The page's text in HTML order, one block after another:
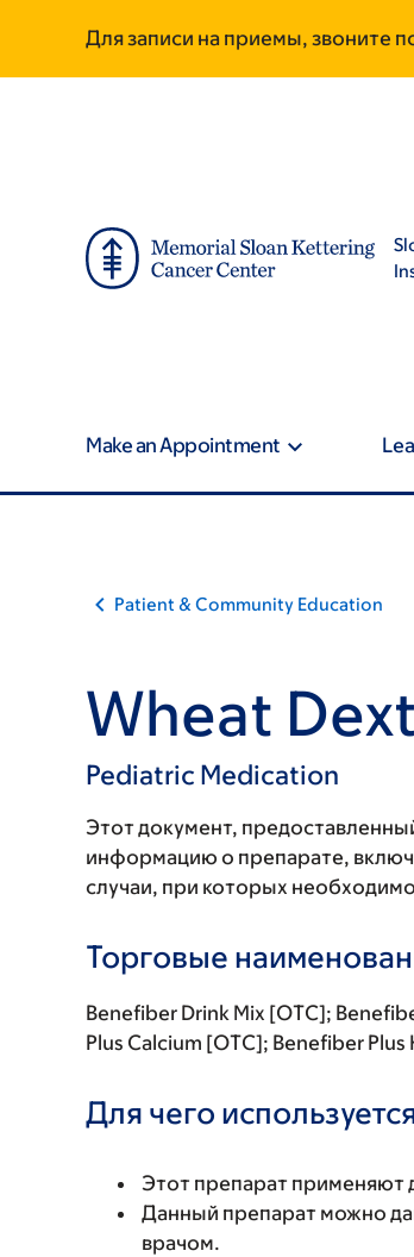
main
footer
Для записи на приемы, звоните
Make an Appointment
Patient & Community Education
Wheat
Pediatric Medication
Этот документ,
информацию о препарате,
случаи, при которых
Торговые
Benefiber Drink Mix [OTC];
Plus Calcium [OTC]; Benefiber
Для чего
Этот препарат применяют
Данный препарат можно
врачом.